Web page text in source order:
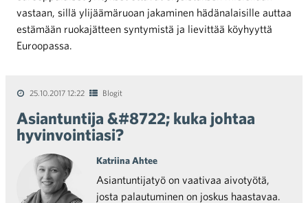
vastaan, sillä ylijäämäruoan jakaminen hädänalaisille auttaa
estämään ruokajätteen syntymistä ja lievittää köyhyyttä
Euroopassa.
25.10.2017 12:22 Blogit
Asiantuntija &#8722; kuka johtaa
hyvinvointiasi?
Katriina Ahtee
Asiantuntijatyö on vaativaa aivotyötä,
josta palautuminen on joskus haastavaa.